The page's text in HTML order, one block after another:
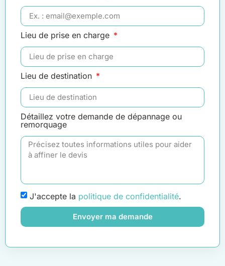
Lieu de prise en charge
Lieu de destination
Détaillez votre demande de dépannage ou
remorquage
J'accepte la politique de confidentialité.
Envoyer ma demande